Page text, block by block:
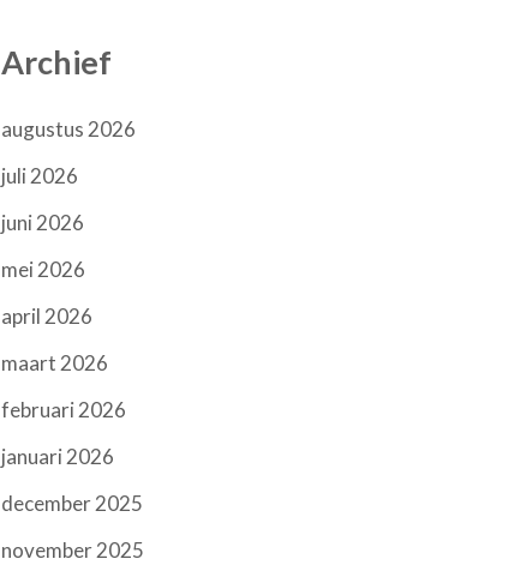
Archief
augustus 2026
juli 2026
juni 2026
mei 2026
april 2026
maart 2026
februari 2026
januari 2026
december 2025
november 2025